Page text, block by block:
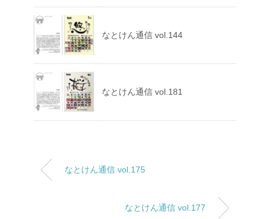
なとけん通信 vol.144
なとけん通信 vol.181
なとけん通信 vol.175
なとけん通信 vol.177